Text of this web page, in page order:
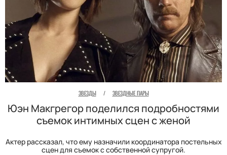
ЗВЕЗДЫ / ЗВЕЗДНЫЕ ПАРЫ
Юэн Макгрегор поделился подробностями
съемок интимных сцен с женой
Актер рассказал, что ему назначили координатора постельных
сцен для съемок с собственной супругой.